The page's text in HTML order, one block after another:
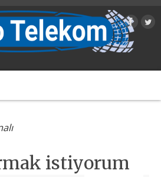
istiyorum